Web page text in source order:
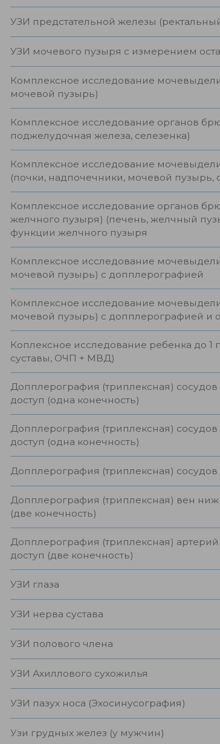
УЗИ предстательной железы
УЗИ мочевого пузыря с измерением
Комплексное исследование
мочевой пузырь)
Комплексное исследование органов
поджелудочная железа, селезенка)
Комплексное исследование
(почки, надпочечники, мочевой пузырь,
Комплексное исследование органов
желчного пузыря) (печень, желчный
функции желчного пузыря
Комплексное исследование
мочевой пузырь) с допплерографией
Комплексное исследование
мочевой пузырь) с допплерографией и
Коплексное исследование ребенка до 1
суставы, ОЧП + МВД)
Допплерография (триплексная)
доступ (одна конечность)
Допплерография (триплексная)
доступ (одна конечность)
Допплерография (триплексная)
Допплерография (триплексная) вен
(две конечность)
Допплерография (триплексная)
доступ (две конечность)
УЗИ глаза
УЗИ нерва сустава
УЗИ полового члена
УЗИ Ахиллового сухожилья
УЗИ пазух носа (Эхосинусография)
Узи грудных желез (у мужчин)